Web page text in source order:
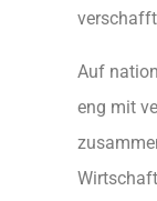
Auf
eng mit